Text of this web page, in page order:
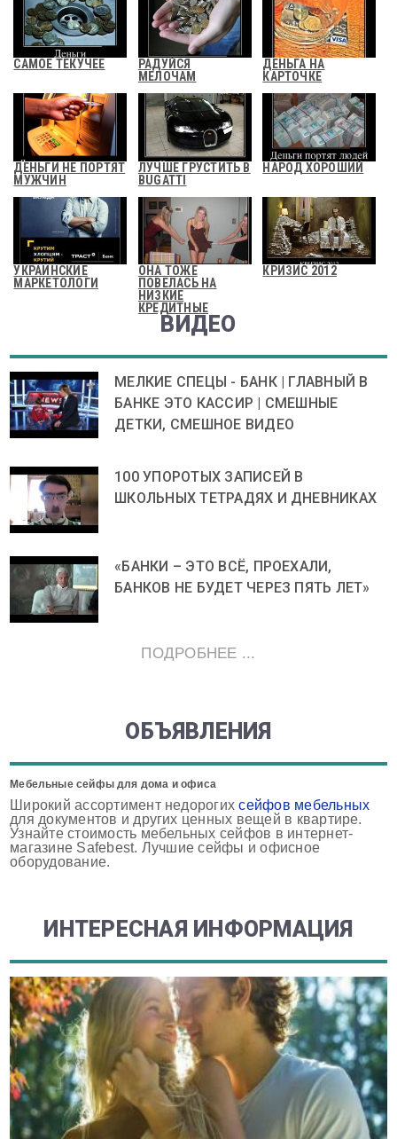
САМОЕ ТЕКУЧЕЕ
РАДУЙСЯ
МЕЛОЧАМ
ДЕНЬГА НА
КАРТОЧКЕ
ДЕНЬГИ НЕ ПОРТЯТ
МУЖЧИН
ЛУЧШЕ ГРУСТИТЬ В
BUGATTI
НАРОД ХОРОШИЙ
УКРАИНСКИЕ
МАРКЕТОЛОГИ
ОНА ТОЖЕ
ПОВЕЛАСЬ НА
НИЗКИЕ
КРЕДИТНЫЕ
КРИЗИС 2012
ВИДЕО
МЕЛКИЕ СПЕЦЫ - БАНК | ГЛАВНЫЙ В
БАНКЕ ЭТО КАССИР | СМЕШНЫЕ
ДЕТКИ, СМЕШНОЕ ВИДЕО
100 УПОРОТЫХ ЗАПИСЕЙ В
ШКОЛЬНЫХ ТЕТРАДЯХ И ДНЕВНИКАХ
«БАНКИ – ЭТО ВСЁ, ПРОЕХАЛИ,
БАНКОВ НЕ БУДЕТ ЧЕРЕЗ ПЯТЬ ЛЕТ»
ПОДРОБНЕЕ ...
ОБЪЯВЛЕНИЯ
Мебельные сейфы для дома и офиса
Широкий ассортимент недорогихсейфов мебельных
для документов и других ценных вещей в квартире.
Узнайте стоимость мебельных сейфов в интернет-
магазине Safebest. Лучшие сейфы и офисное
оборудование.
ИНТЕРЕСНАЯ ИНФОРМАЦИЯ